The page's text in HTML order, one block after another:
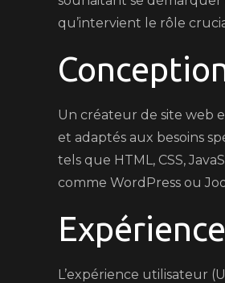
qu’intervient le rôle
Un créateur de site web
et adaptés aux besoins
tels que HTML, CSS,
comme WordPress ou
L’expérience utilisateur